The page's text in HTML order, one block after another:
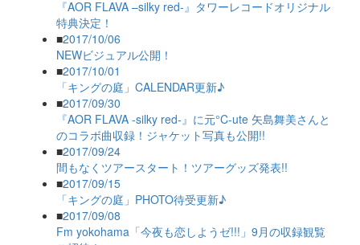
『AOR FLAVA –silky red-』タワーレコードオリジナル
特典決定！
■2017/10/06
NEWビジュアル公開！
■2017/10/01
「キングの庭」CALENDAR更新♪
■2017/09/30
『AOR FLAVA -silky red-』に元°C-ute 矢島舞美さんと
のコラボ曲収録！ジャケット写真も公開!!
■2017/09/24
間もなくツアースタート！ツアーグッズ発表!!
■2017/09/15
「キングの庭」PHOTO待受更新♪
■2017/09/08
Fm yokohama「今夜も恋しようゼ!!!」9月の収録観覧